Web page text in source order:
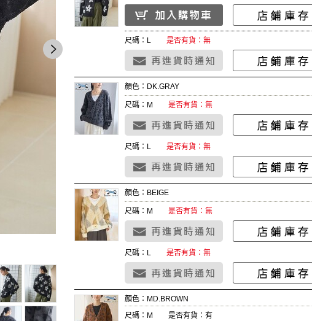
尺碼：L 是否有貨：無
顏色：DK.GRAY
尺碼：M 是否有貨：無
尺碼：L 是否有貨：無
顏色：BEIGE
尺碼：M 是否有貨：無
尺碼：L 是否有貨：無
顏色：MD.BROWN
尺碼：M
是否有貨：有